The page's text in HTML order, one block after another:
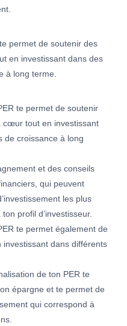
permet de soutenir des
en investissant dans des
à long terme.
te permet de soutenir
cœur tout en investissant
de croissance à long
et des conseils
qui peuvent
les plus
profil d’investisseur.
te permet également de
dans différents
de ton PER te
épargne et te permet de
qui correspond à